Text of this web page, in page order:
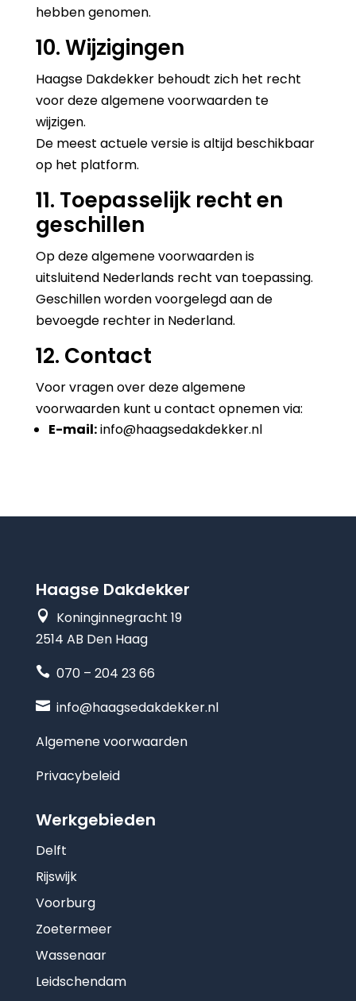
hebben genomen.
10. Wijzigingen
Haagse Dakdekker behoudt zich het recht
voor deze algemene voorwaarden te
wijzigen.
De meest actuele versie is altijd beschikbaar
op het platform.
11. Toepasselijk recht en
geschillen
Op deze algemene voorwaarden is
uitsluitend Nederlands recht van toepassing.
Geschillen worden voorgelegd aan de
bevoegde rechter in Nederland.
12. Contact
Voor vragen over deze algemene
voorwaarden kunt u contact opnemen via:
E-mail:info@haagsedakdekker.nl
Haagse Dakdekker

Koninginnegracht 19
2514 AB Den Haag
 070 – 204 23 66
 info@haagsedakdekker.nl
Algemene voorwaarden
Privacybeleid
Werkgebieden
Delft
Rijswijk
Voorburg
Zoetermeer
Wassenaar
Leidschendam